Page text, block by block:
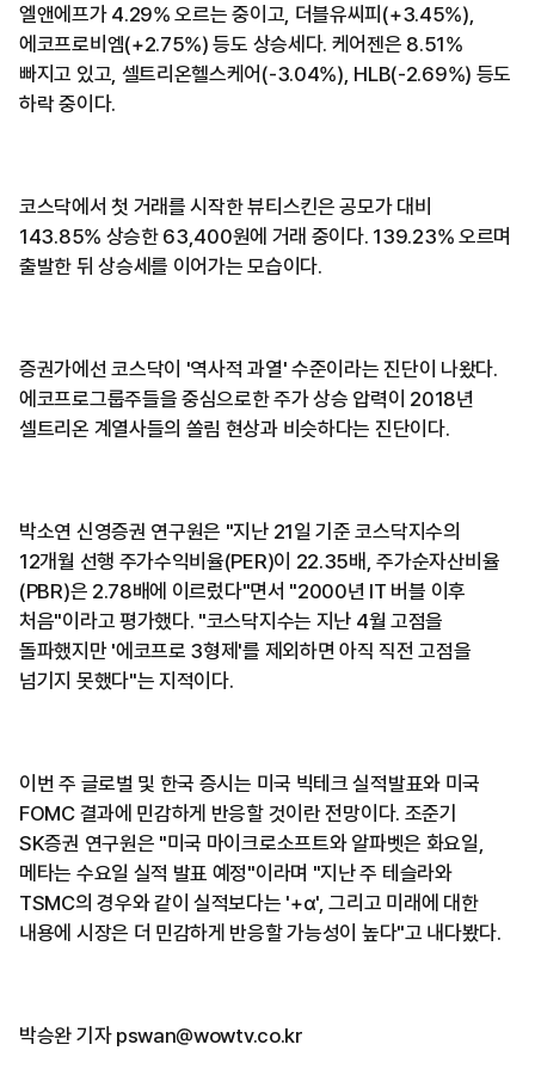
엘앤에프가 4.29% 오르는 중이고, 더블유씨피(+3.45%),
에코프로비엠(+2.75%) 등도 상승세다. 케어젠은 8.51%
빠지고 있고, 셀트리온헬스케어(-3.04%), HLB(-2.69%) 등도
하락 중이다.
코스닥에서 첫 거래를 시작한 뷰티스킨은 공모가 대비
143.85% 상승한 63,400원에 거래 중이다. 139.23% 오르며
출발한 뒤 상승세를 이어가는 모습이다.
증권가에선 코스닥이 '역사적 과열' 수준이라는 진단이 나왔다.
에코프로그룹주들을 중심으로한 주가 상승 압력이 2018년
셀트리온 계열사들의 쏠림 현상과 비슷하다는 진단이다.
박소연 신영증권 연구원은 "지난 21일 기준 코스닥지수의
12개월 선행 주가수익비율(PER)이 22.35배, 주가순자산비율
(PBR)은 2.78배에 이르렀다"면서 "2000년 IT 버블 이후
처음"이라고 평가했다. "코스닥지수는 지난 4월 고점을
돌파했지만 '에코프로 3형제'를 제외하면 아직 직전 고점을
넘기지 못했다"는 지적이다.
이번 주 글로벌 및 한국 증시는 미국 빅테크 실적발표와 미국
FOMC 결과에 민감하게 반응할 것이란 전망이다. 조준기
SK증권 연구원은 "미국 마이크로소프트와 알파벳은 화요일,
메타는 수요일 실적 발표 예정"이라며 "지난 주 테슬라와
TSMC의 경우와 같이 실적보다는 '+α', 그리고 미래에 대한
내용에 시장은 더 민감하게 반응할 가능성이 높다"고 내다봤다.
박승완 기자 pswan@wowtv.co.kr